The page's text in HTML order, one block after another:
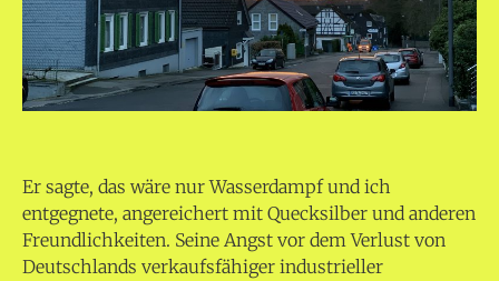
Er sagte, das wäre nur Wasserdampf und ich
entgegnete, angereichert mit Quecksilber und anderen
Freundlichkeiten. Seine Angst vor dem Verlust von
Deutschlands verkaufsfähiger industrieller